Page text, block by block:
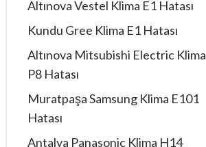
Altınova Vestel Klima E1 Hatası
Kundu Gree Klima E1 Hatası
Altınova Mitsubishi Electric Klima
P8 Hatası
Muratpaşa Samsung Klima E101
Hatası
Antalya Panasonic Klima H14